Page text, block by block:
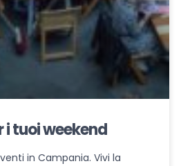
i tuoi weekend
in Campania. Vivi la